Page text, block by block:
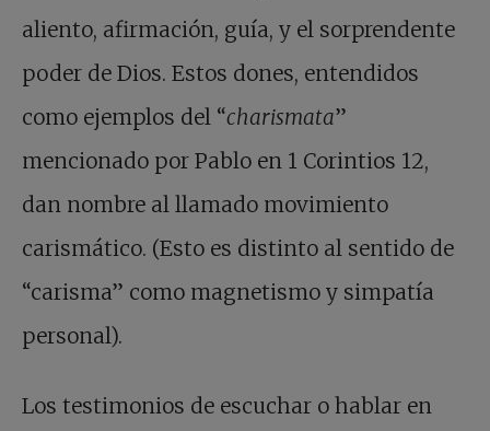
aliento, afirmación, guía, y el sorprendente
poder de Dios. Estos dones, entendidos
como ejemplos del “charismata”
mencionado por Pablo en 1 Corintios 12,
dan nombre al llamado movimiento
carismático. (Esto es distinto al sentido de
“carisma” como magnetismo y simpatía
personal).
Los testimonios de escuchar o hablar en